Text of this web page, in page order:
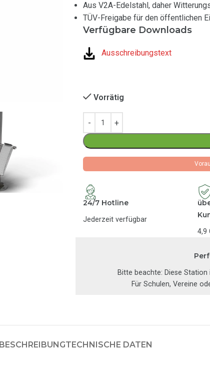
Aus V2A-Edelstahl, daher
TÜV-Freigabe für den öffentlichen
Verfügbare Downloads
Ausschreibungstext
Vorrätig
24/7 Hotline
Jederzeit verfügbar
4,9
Bitte beachte: Diese Station
Für Schulen, Vereine
BESCHREIBUNGTECHNISCHE DATEN